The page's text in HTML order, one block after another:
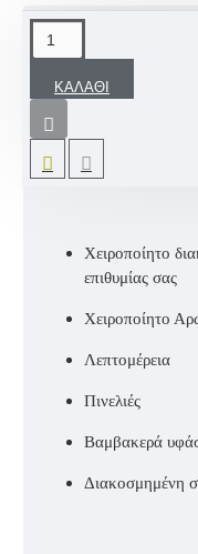
ΚΑΛΆΘΙ
Πρωτότυπη Πασχαλινή
χειροποίητο κάδρο
γωνιά του δωματίου
Χειροποίητο
επιθυμίας σας
Χειροποίητο
Λεπτομέρεια
Πινελιές
Βαμβακερά
Διακοσμημένη